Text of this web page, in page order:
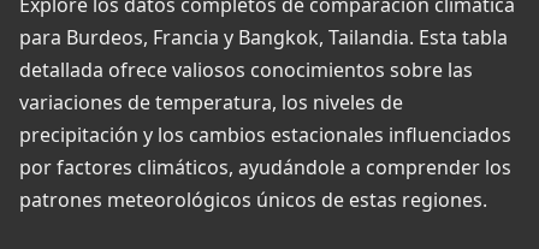
Explore los datos completos de comparación climática
para Burdeos, Francia y Bangkok, Tailandia. Esta tabla
detallada ofrece valiosos conocimientos sobre las
variaciones de temperatura, los niveles de
precipitación y los cambios estacionales influenciados
por factores climáticos, ayudándole a comprender los
patrones meteorológicos únicos de estas regiones.